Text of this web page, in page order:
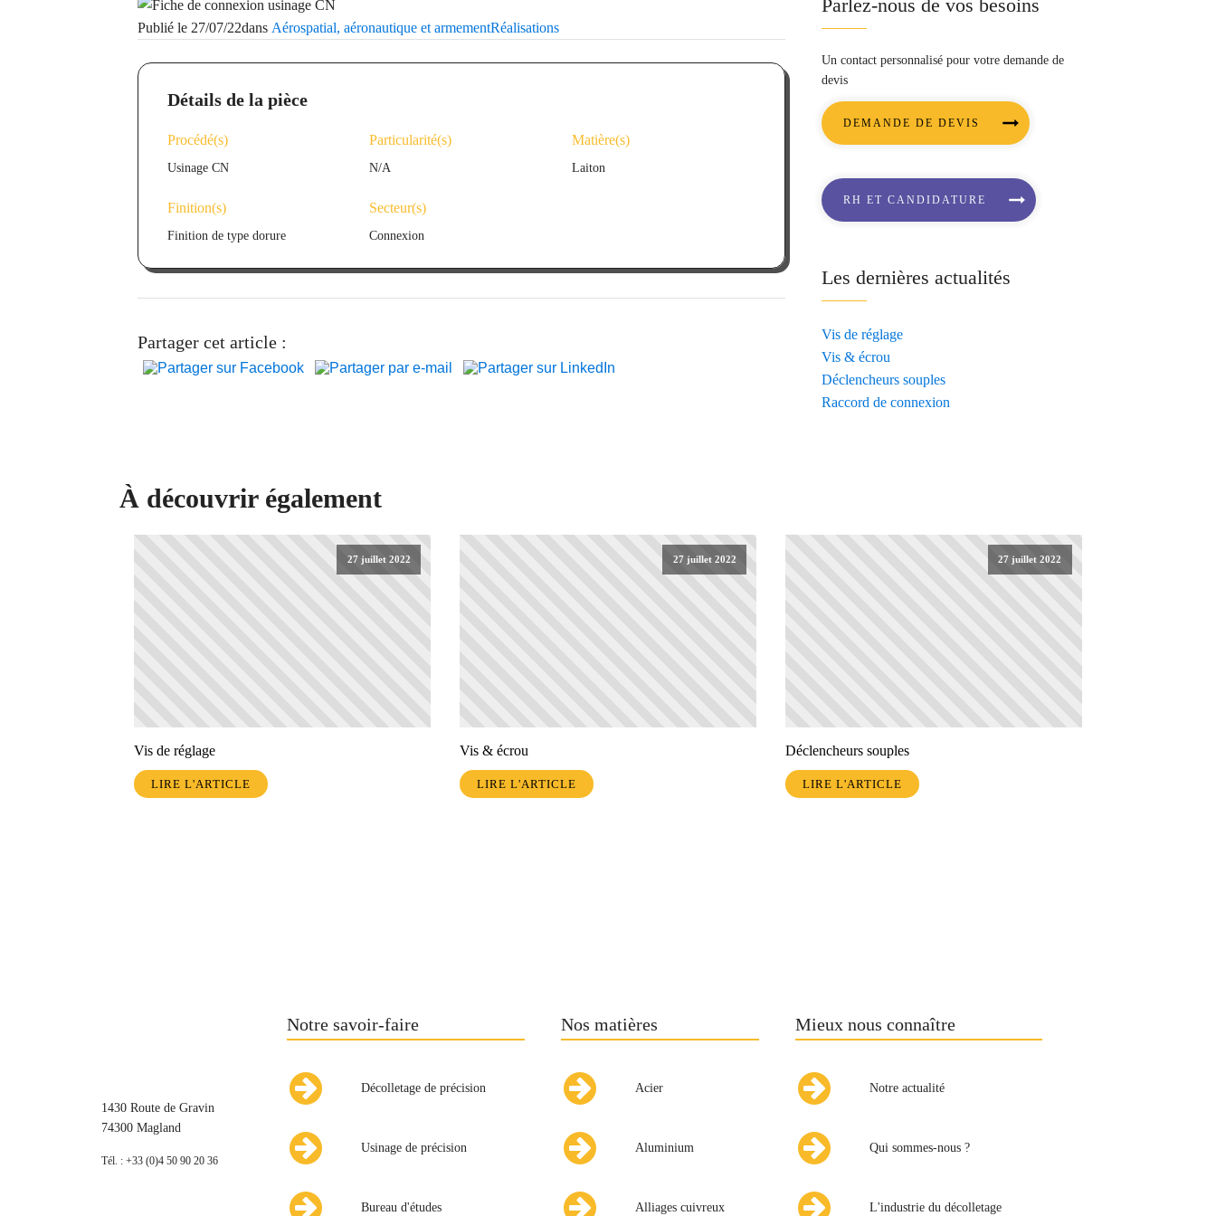
Usinage de précision
Traitements & finitions
Électronique, électricité & éclairage Industries énergétiques
Aérospatial, aéronautique et
Nous rejoindre L'industrie du décolletage
Publié le 27/07/22dans Aérospatial, aéronautique et armementRéalisations
Détails de la pièce
Procédé(s)
Usinage CN
Particularité(s)
N/A
Matière(s)
Laiton
Finition(s)
Finition de type dorure
Secteur(s)
Connexion
Partager cet article :
Parlez-nous de vos besoins
Un contact personnalisé pour votre demande de
devis
DEMANDE DE DEVIS
RH ET CANDIDATURE
Les dernières actualités
Vis de réglage
Vis & écrou
Déclencheurs souples
Raccord de connexion
À découvrir également
27 juillet 2022
Vis de réglage
LIRE L'ARTICLE
27 juillet 2022
Vis & écrou
LIRE L'ARTICLE
27 juillet 2022
Déclencheurs souples
LIRE L'ARTICLE
1430 Route de Gravin
74300 Magland
Tél. : +33 (0)4 50 90 20 36
Notre savoir-faire
Décolletage de précision
Usinage de précision
Bureau d'études
Nos matières
Acier
Aluminium
Alliages cuivreux
Mieux nous connaître
Notre actualité
Qui sommes-nous ?
L'industrie du décolletage